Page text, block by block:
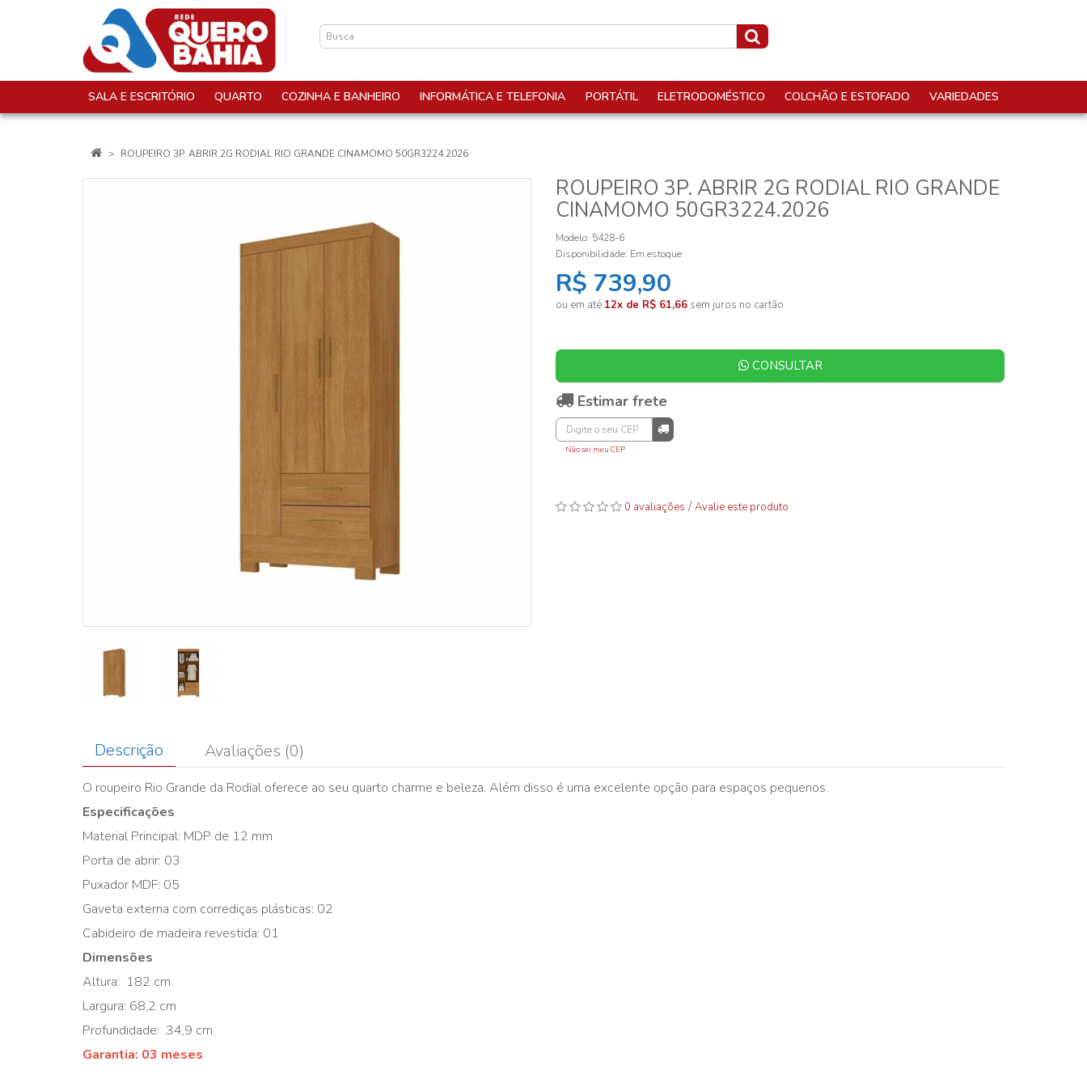
SALA E ESCRITÓRIO QUARTO COZINHA E BANHEIRO INFORMÁTICA E TELEFONIA PORTÁTIL ELETRODOMÉSTICO COLCHÃO E ESTOFADO VARIEDADES
ROUPEIRO 3P. ABRIR 2G RODIAL RIO GRANDE CINAMOMO 50GR3224.2026
ROUPEIRO 3P. ABRIR 2G RODIAL RIO GRANDE
CINAMOMO 50GR3224.2026
Modelo: 5428-6
Disponibilidade: Em estoque
R$ 739,90
ou em até 12x de R$ 61,66 sem juros no cartão
CONSULTAR
Estimar frete
Não sei meu CEP
0 avaliações /Avalie este produto
Descrição Avaliações (0)
O roupeiro Rio Grande da Rodial oferece ao seu quarto charme e beleza. Além disso é uma excelente opção para espaços pequenos.
Especificações
Material Principal: MDP de 12 mm
Porta de abrir: 03
Puxador MDF: 05
Gaveta externa com corrediças plásticas: 02
Cabideiro de madeira revestida: 01
Dimensões
Altura: 182 cm
Largura: 68,2 cm
Profundidade: 34,9 cm
Garantia: 03 meses